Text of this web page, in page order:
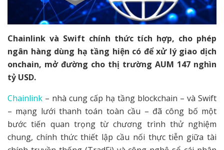
Chainlink và Swift chính thức tích hợp, cho phép
ngân hàng dùng hạ tầng hiện có để xử lý giao dịch
onchain, mở đường cho thị trường AUM 147 nghìn
tỷ USD.
Chainlink – nhà cung cấp hạ tầng blockchain – và Swift
– mạng lưới thanh toán toàn cầu – đã công bố một
bước tiến quan trọng từ chương trình thử nghiệm
chung, chính thức thiết lập cầu nối thực tiễn giữa tài